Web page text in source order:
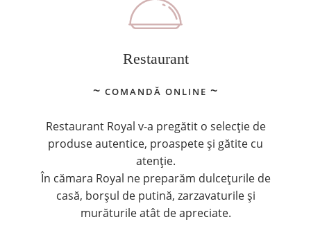
Restaurant
COMANDĂ ONLINE
Restaurant Royal v-a pregătit o selecție de
produse autentice, proaspete și gătite cu
atenție.
În cămara Royal ne preparăm dulcețurile de
casă, borșul de putină, zarzavaturile și
murăturile atât de apreciate.